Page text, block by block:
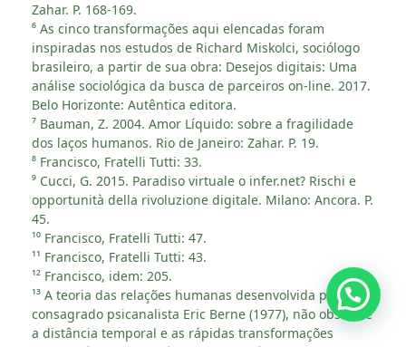
Zahar. P. 168-169.
⁶ As cinco transformações aqui elencadas foram
inspiradas nos estudos de Richard Miskolci, sociólogo
brasileiro, a partir de sua obra: Desejos digitais: Uma
análise sociológica da busca de parceiros on-line. 2017.
Belo Horizonte: Autêntica editora.
⁷ Bauman, Z. 2004. Amor Líquido: sobre a fragilidade
dos laços humanos. Rio de Janeiro: Zahar. P. 19.
⁸ Francisco, Fratelli Tutti: 33.
⁹ Cucci, G. 2015. Paradiso virtuale o infer.net? Rischi e
opportunità della rivoluzione digitale. Milano: Ancora. P.
45.
¹⁰ Francisco, Fratelli Tutti: 47.
¹¹ Francisco, Fratelli Tutti: 43.
¹² Francisco, idem: 205.
¹³ A teoria das relações humanas desenvolvida pelo
consagrado psicanalista Eric Berne (1977), não obstante
a distância temporal e as rápidas transformações